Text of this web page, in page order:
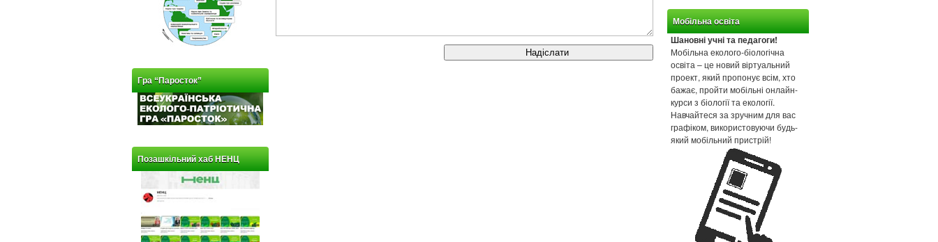
Гра “Паросток”
Позашкільний хаб НЕНЦ
Мобільна освіта
Шановні учні та педагоги!
Мобільна еколого-біологічна
освіта – це новий віртуальний
проект, який пропонує всім, хто
бажає, пройти мобільні онлайн-
курси з біології та екології.
Навчайтеся за зручним для вас
графіком, використовуючи будь-
який мобільний пристрій!